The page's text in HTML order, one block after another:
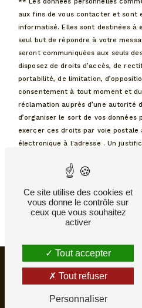
** Les données personnelles
aux fins de vous contacter et sont
informatisé. Elles sont destinées à
seul but de répondre à votre
seront communiquées aux seuls
disposez de droits d’accès, de
portabilité, de limitation,
consentement à tout moment et
réclamation auprès d’une autorité
d’organiser le sort de vos données
exercer ces droits par voie postale
électronique à l'adresse . Un
être demandé. Nous conservons
de prise de contact puis pendant
aux fins probatoires et de gestion
droit de vous inscrire sur la liste
téléphonique, disponible à cette
Consultez le site cnil.fr pour plus
Recherches
- 2026 - Tous
Ce site utilise des cookies et
vous donne le contrôle sur
ceux que vous souhaitez
activer
Tout accepter
Tout refuser
Personnaliser